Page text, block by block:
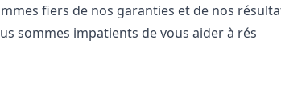
fiers de nos garanties et de nos
sommes impatients de vous aider à rés